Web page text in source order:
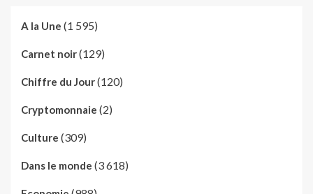
A la Une (1 595)
Carnet noir(129)
Chiffre du Jour(120)
Cryptomonnaie (2)
Culture (309)
Dans le monde (3 618)